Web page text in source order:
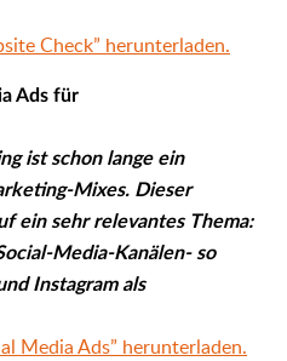
Check” herunterladen.
Ads für
ist schon lange ein
Mixes. Dieser
ein sehr relevantes Thema:
Media-Kanälen- so
Instagram als
Media Ads” herunterladen.